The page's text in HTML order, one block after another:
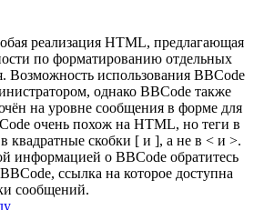
реализация HTML, предлагающая
по форматированию отдельных
Возможность использования BBCode
однако BBCode также
на уровне сообщения в форме для
очень похож на HTML, но теги в
квадратные скобки [ и ], а не в < и >.
информацией о BBCode обратитесь
ссылка на которое доступна
сообщений.